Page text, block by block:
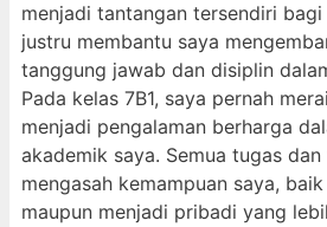
menjadi tantangan tersendiri bagi
justru membantu saya
tanggung jawab dan disiplin
Pada kelas 7B1, saya pernah
menjadi pengalaman berharga
akademik saya. Semua tugas
mengasah kemampuan saya,
maupun menjadi pribadi yang